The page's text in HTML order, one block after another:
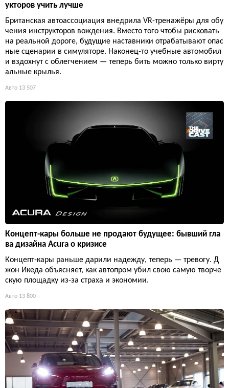
укторов учить лучше
Британская автоассоциация внедрила VR-тренажёры для обу
чения инструкторов вождения. Вместо того чтобы рисковать
на реальной дороге, будущие наставники отрабатывают опас
ные сценарии в симуляторе. Наконец-то учебные автомобил
и вздохнут с облегчением — теперь бить можно только вирту
альные крылья.
Авто 13 507
Концепт-кары больше не продают будущее: бывший гла
ва дизайна Acura о кризисе
Концепт-кары раньше дарили надежду, теперь — тревогу. Д
жон Икеда объясняет, как автопром убил свою самую творче
скую площадку из-за страха и экономии.
Авто 13 800